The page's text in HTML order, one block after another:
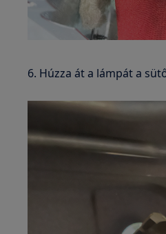
6. Húzza át a lámpát a